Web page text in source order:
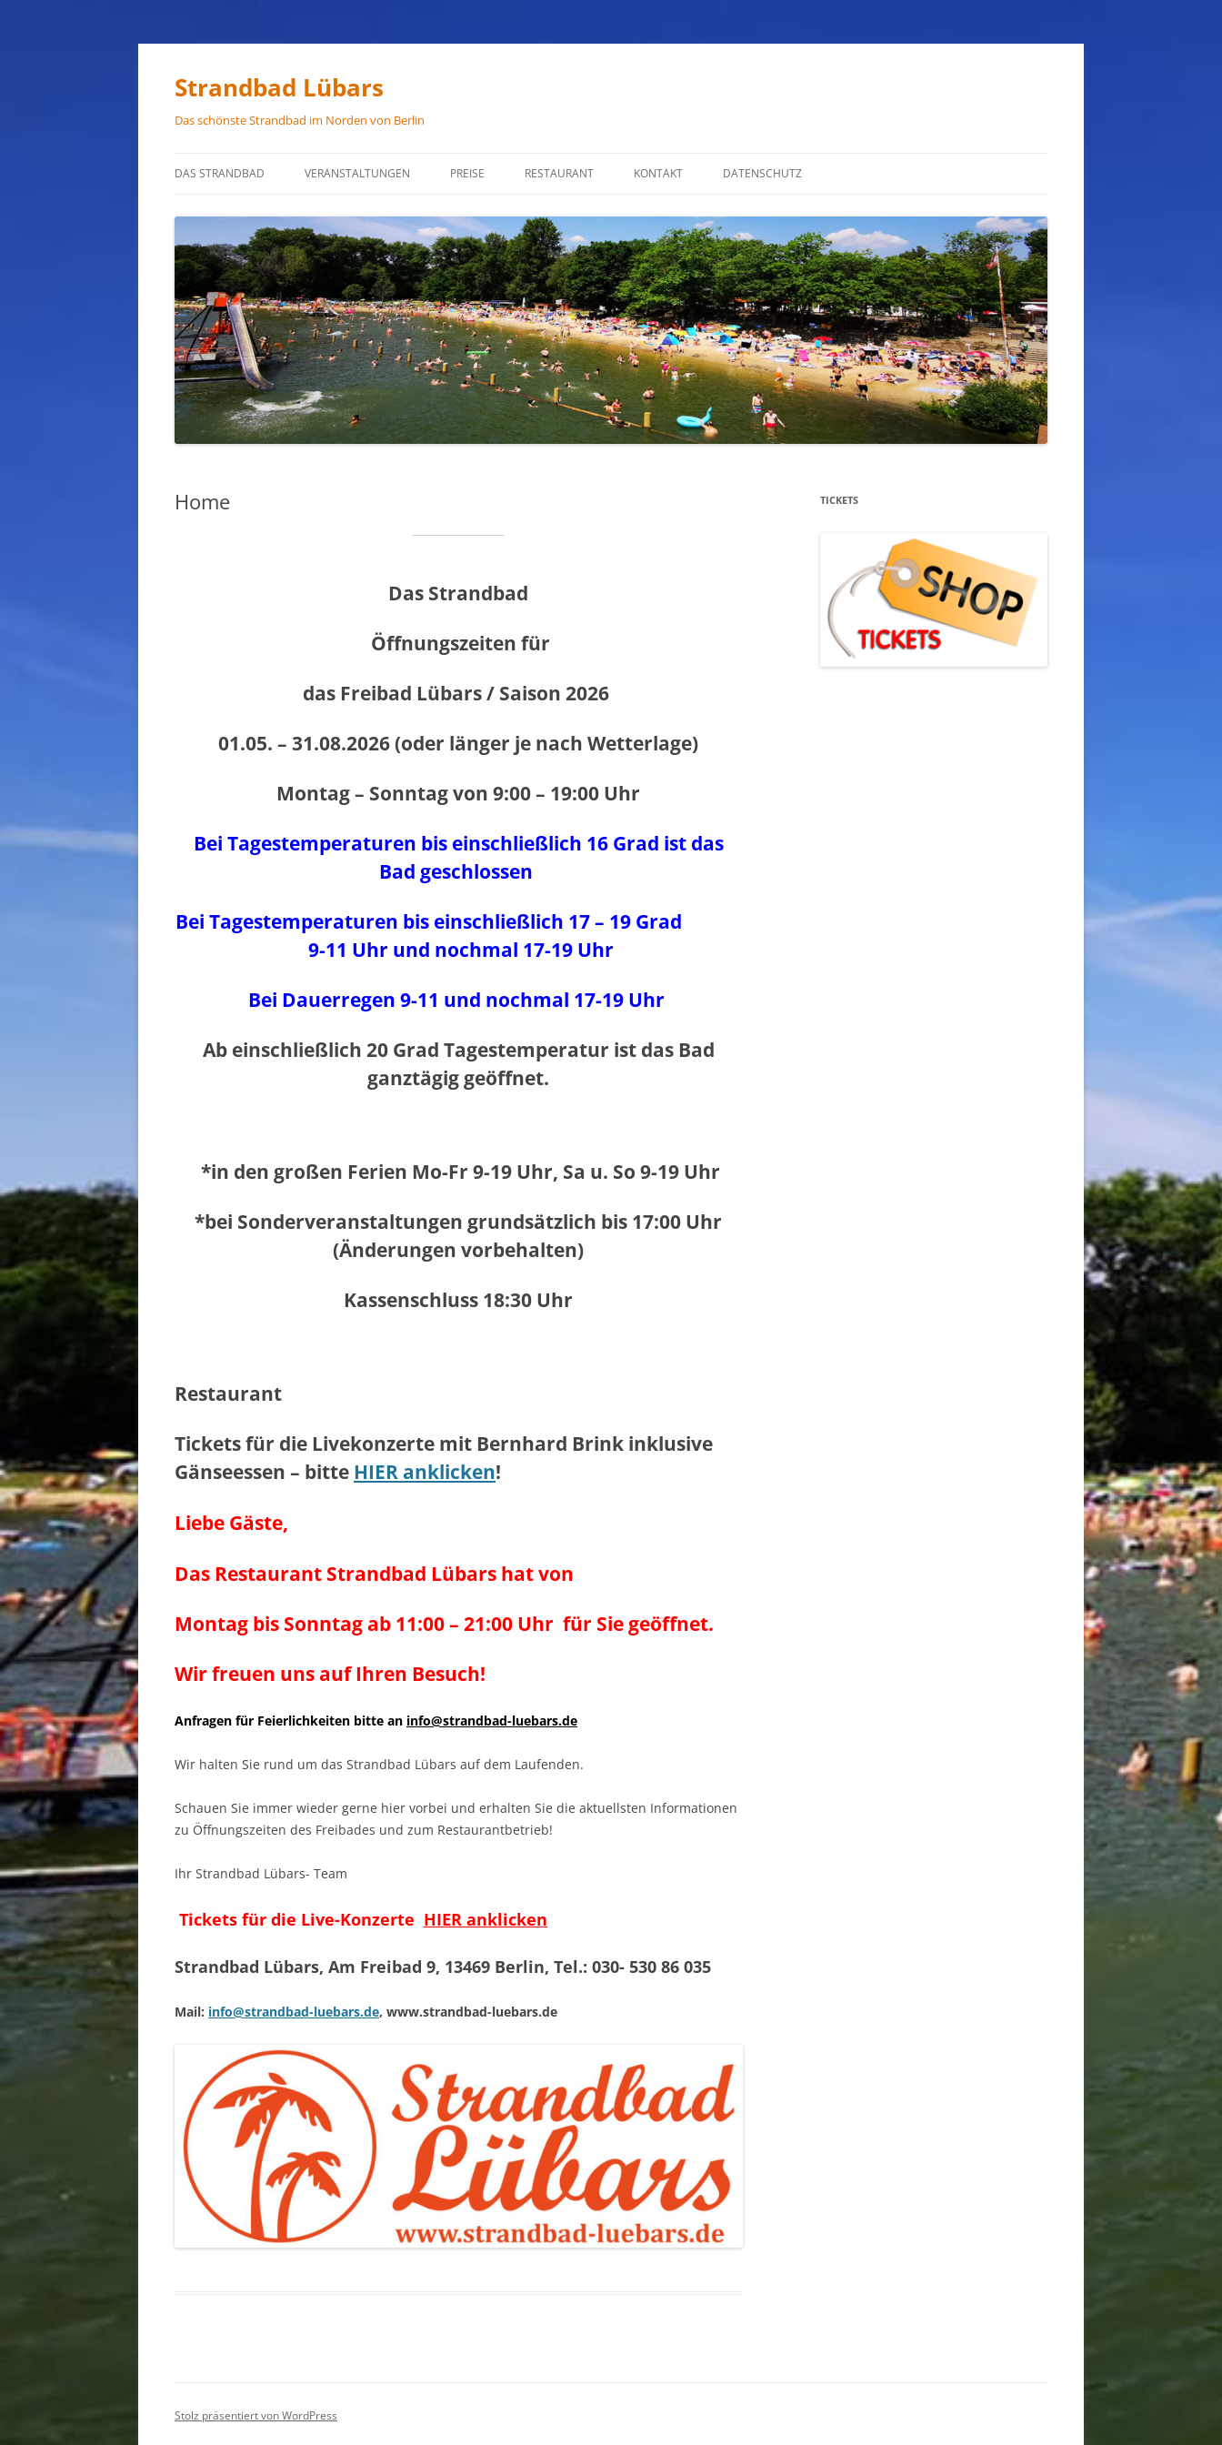
Zum
Strandbad Lübars
Das schönste Strandbad im Norden von Berlin
DAS STRANDBAD
ANFAHRT
HAUSORDNUNG
VERMIETUNG
PRESSEFOTOS
JOB-ANGEBOTE
VERANSTALTUNGEN PREISE RESTAURANT
ÖFFNUNGSZEITEN
PARTYSERVICE
RÄUMLICHKEITEN
KONTAKT DATENSCHUTZ
Home
Das Strandbad
Öffnungszeiten für
das Freibad Lübars / Saison 2026
01.05. – 31.08.2026 (oder länger je nach Wetterlage)
Montag – Sonntag von 9:00 – 19:00 Uhr
Bei Tagestemperaturen bis einschließlich 16 Grad ist das
Bad geschlossen
Bei Tagestemperaturen bis einschließlich 17 – 19 Grad
9-11 Uhr und nochmal 17-19 Uhr
Bei Dauerregen 9-11 und nochmal 17-19 Uhr
Ab einschließlich 20 Grad Tagestemperatur ist das Bad
ganztägig geöffnet.
*in den großen Ferien Mo-Fr 9-19 Uhr, Sa u. So 9-19 Uhr
*bei Sonderveranstaltungen grundsätzlich bis 17:00 Uhr
(Änderungen vorbehalten)
Kassenschluss 18:30 Uhr
Restaurant
Tickets für die Livekonzerte mit Bernhard Brink inklusive
Gänseessen – bitte HIER anklicken!
Liebe Gäste,
Das Restaurant Strandbad Lübars hatvon
Montag bis Sonntag ab 11:00 – 21:00 Uhr für Sie geöffnet.
Wir freuen uns auf Ihren Besuch!
Anfragen für Feierlichkeiten bitte an info@strandbad-luebars.de
Wir halten Sie rund um das Strandbad Lübars auf dem Laufenden.
Schauen Sie immer wieder gerne hier vorbei und erhalten Sie die aktuellsten Informationen
zu Öffnungszeiten des Freibades und zum Restaurantbetrieb!
Ihr Strandbad Lübars- Team
Tickets für die Live-Konzerte HIER anklicken
Strandbad Lübars, Am Freibad 9, 13469 Berlin, Tel.: 030- 530 86 035
Mail: info@strandbad-luebars.de, www.strandbad-luebars.de
TICKETS
Stolz präsentiert von WordPress